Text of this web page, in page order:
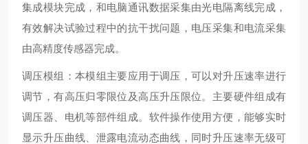
集成模块完成，和电脑通讯数据采集由光电隔离线完成，
有效解决试验过程中的抗干扰问题，电压采集和电流采集
由高精度传感器完成。
调压模组：本模组主要应用于调压，可以对升压速率进行
调节，有高压归零限位及高压升压限位。主要硬件组成有
调压器、电机等部件组成。软件操作使用方便，能够实时
显示升压曲线、泄露电流动态曲线，同时升压速率无级可